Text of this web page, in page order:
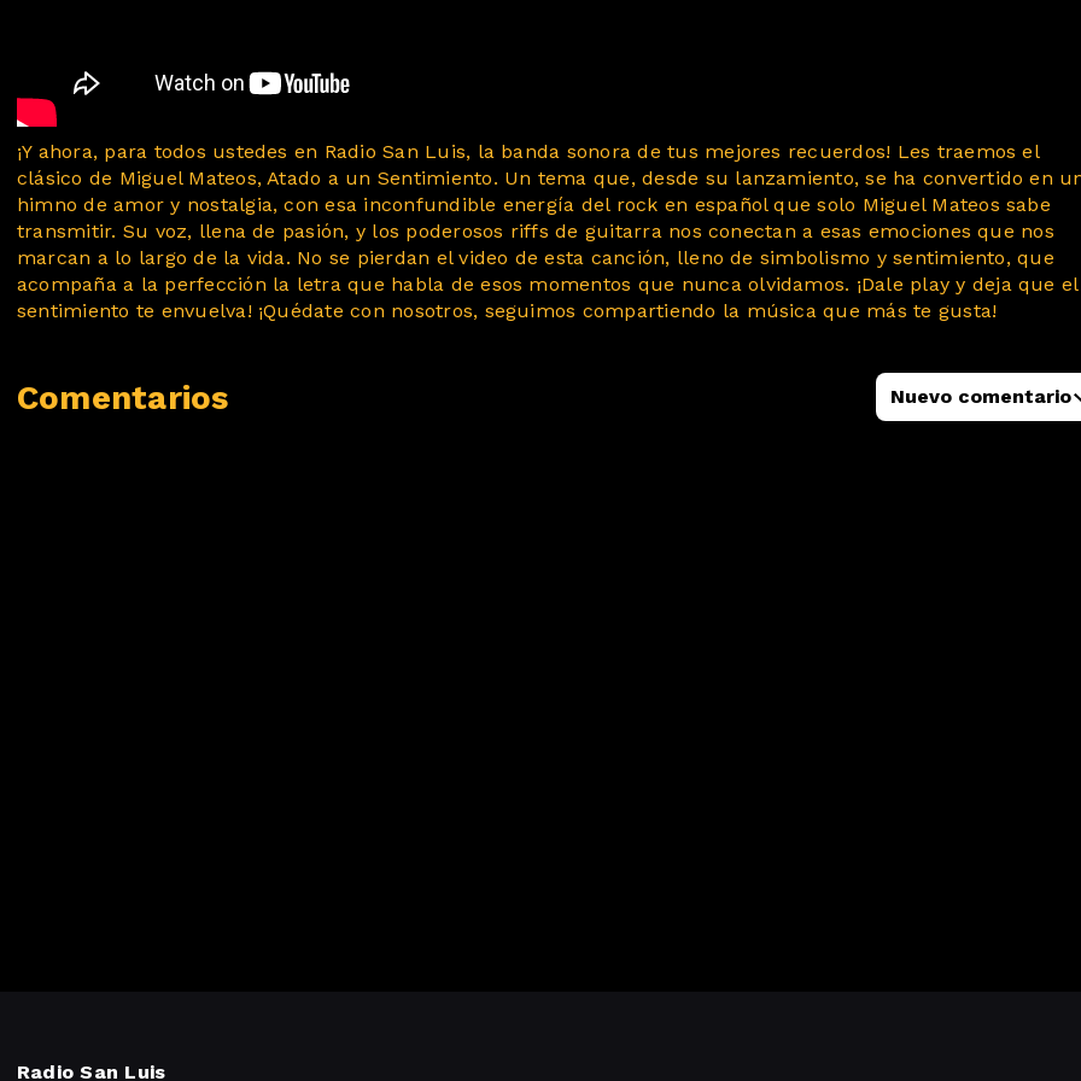
¡Y ahora, para todos ustedes en Radio San Luis, la banda sonora de tus mejores recuerdos! Les traemos el
clásico de Miguel Mateos, Atado a un Sentimiento. Un tema que, desde su lanzamiento, se ha convertido en
himno de amor y nostalgia, con esa inconfundible energía del rock en español que solo Miguel Mateos sabe
transmitir. Su voz, llena de pasión, y los poderosos riffs de guitarra nos conectan a esas emociones que nos
marcan a lo largo de la vida. No se pierdan el video de esta canción, lleno de simbolismo y sentimiento, que
acompaña a la perfección la letra que habla de esos momentos que nunca olvidamos. ¡Dale play y deja que el
sentimiento te envuelva! ¡Quédate con nosotros, seguimos compartiendo la música que más te gusta!
Comentarios Nuevo comentario
Radio San Luis